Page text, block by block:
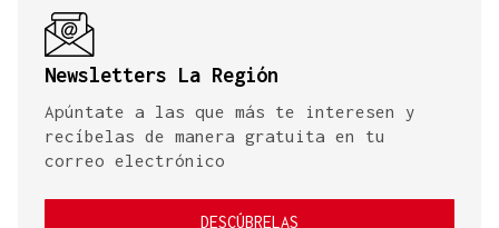
Newsletters La Región
Apúntate a las que más te interesen y
recíbelas de manera gratuita en tu
correo electrónico
DESCÚBRELAS